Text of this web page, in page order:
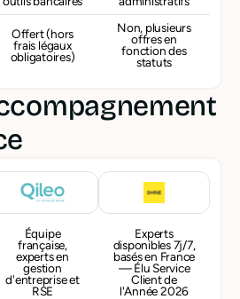
Offert (hors
frais légaux
obligatoires)
Non, plusieurs
offres en
fonction des
statuts
Équipe
française,
experts en
gestion
d'entreprise et
RSE
Experts
disponibles 7j/7,
basés en France
— Élu Service
Client de
l'Année 2026